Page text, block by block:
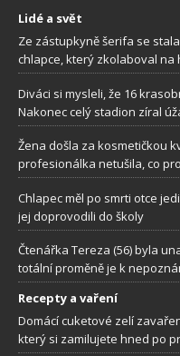
Lidé a svět
Ze zástupkyně šerifa se
chlapce, který zkolaboval na
Diváci si mysleli, že 16
Nakonec celý stadion zíral
Žena došla za kosmetičkou
profesionálka netušila, co
Chlapec měl po smrti otce
jej doprovodili do školy
Čtenářka Tereza (56) byla
totální proměně je k
Recepty a vaření
Domácí cuketové zelí
který si zamilujete hned po